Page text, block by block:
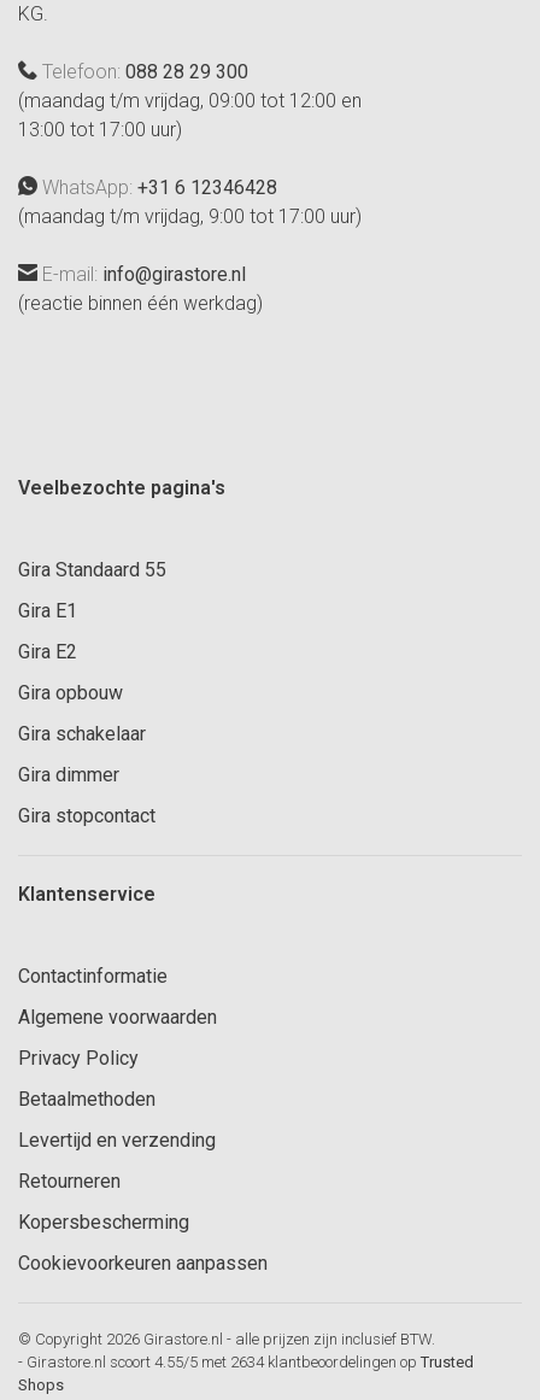
KG.
Telefoon: 088 28 29 300
(maandag t/m vrijdag, 09:00 tot 12:00 en
13:00 tot 17:00 uur)
WhatsApp: +31 6 12346428
(maandag t/m vrijdag, 9:00 tot 17:00 uur)
E-mail: info@girastore.nl
(reactie binnen één werkdag)
Veelbezochte pagina's
Gira Standaard 55
Gira E1
Gira E2
Gira opbouw
Gira schakelaar
Gira dimmer
Gira stopcontact
Klantenservice
Contactinformatie
Algemene voorwaarden
Privacy Policy
Betaalmethoden
Levertijd en verzending
Retourneren
Kopersbescherming
Cookievoorkeuren aanpassen
© Copyright 2026 Girastore.nl - alle prijzen zijn inclusief BTW.
- Girastore.nl scoort 4.55/5 met 2634 klantbeoordelingen op Trusted
Shops